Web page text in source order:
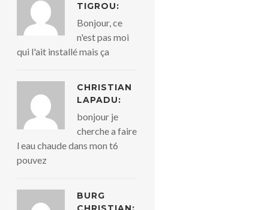
TIGROU:
Bonjour, ce
n'est pas moi
qui l'ait installé mais ça
CHRISTIAN
LAPADU:
bonjour je
cherche a faire
l eau chaude dans mon t6
pouvez
BURG